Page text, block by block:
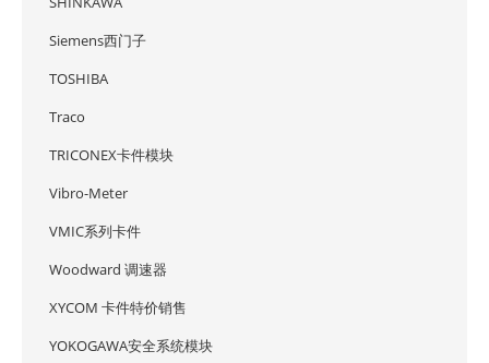
Siemens西门子
TOSHIBA
Traco
TRICONEX卡件模块
Vibro-Meter
VMIC系列卡件
Woodward 调速器
XYCOM 卡件特价销售
YOKOGAWA安全系统模块